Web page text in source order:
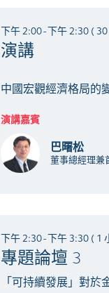
下午 2:00 - 下午 2:30 (
演講
中國宏觀經濟格局的
演講嘉賓
巴曙松
董事總經理兼
下午 2:30 - 下午 3:30 ( 1
專題論壇 3
「可持續發展」對於